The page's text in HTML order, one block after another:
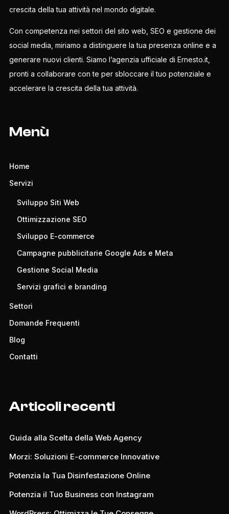
crescita della tua attività nel mondo digitale.
Con competenza nei settori del sito web, SEO e gestione dei
social media, miriamo a distinguere la tua presenza online e a
generare nuovi clienti. Siamo l’agenzia ufficiale di Ernesto.it,
pronti a collaborare con te per sbloccare il tuo potenziale e
accelerare la crescita della tua attività.
Menù
Home
Servizi
Sviluppo Siti Web
Ottimizzazione SEO
Sviluppo E-commerce
Campagne pubblicitarie Google Ads e Meta
Gestione Social Media
Servizi grafici e branding
Settori
Domande Frequenti
Blog
Contatti
Articoli recenti
Guida alla Scelta della Web Agency
Morzi: Soluzioni E-commerce Innovative
Potenzia la Tua Disinfestazione Online
Potenzia il Tuo Business con Instagram